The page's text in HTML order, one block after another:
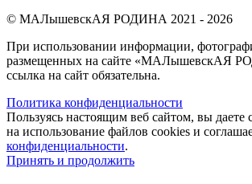
© МАЛышевскАЯ РОДИНА 2021 - 2026
При использовании информации,
размещенных на сайте «МАЛышевскАЯ
ссылка на сайт обязательна.
Политика конфиденциальности
Пользуясь настоящим веб сайтом, вы даете
на использование файлов cookies и
конфиденциальности.
Принять и продолжить